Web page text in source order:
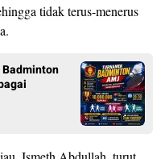
tidak terus-menerus